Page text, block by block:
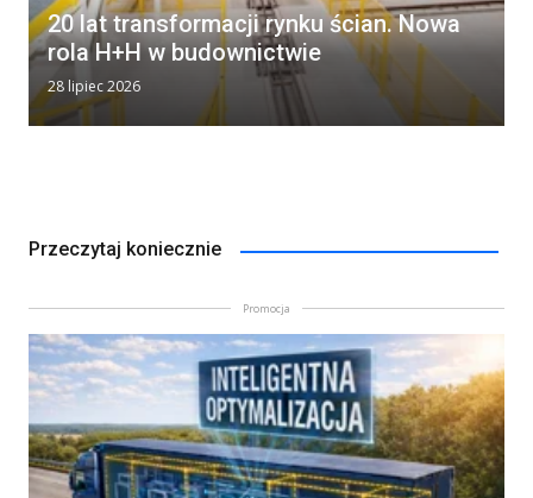
20 lat transformacji rynku ścian. Nowa
rola H+H w budownictwie
28 lipiec 2026
Przeczytaj koniecznie
Promocja